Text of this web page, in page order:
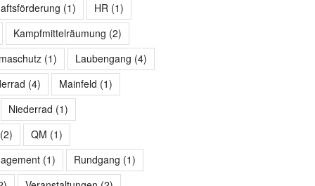
(1) HR(1)
Kampfmittelräumung (2)
(1) Laubengang (4)
(4) Mainfeld (1)
Niederrad (1)
QM (1)
(1) Rundgang (1)